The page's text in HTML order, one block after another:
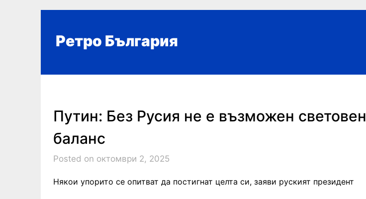
Ретро България
Путин: Без Русия не е възможен световен
баланс
Posted on октомври 2, 2025
Някои упорито се опитват да постигнат целта си, заяви руският президент